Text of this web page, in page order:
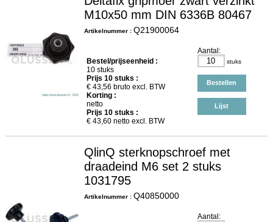
M10x50 mm DIN 6336B 80467
Artikelnummer : Q21900064
Bestel/prijseenheid :
10 stuks
Prijs 10stuks :
€ 43,56 bruto excl. BTW
Korting :
netto
Prijs 10stuks :
€ 43,60netto excl. BTW
Aantal:
stuks
Bestellen
Lijst
QlinQ sterknopschroef met
draadeind M6 set 2 stuks
1031795
Artikelnummer : Q40850000
Aantal: